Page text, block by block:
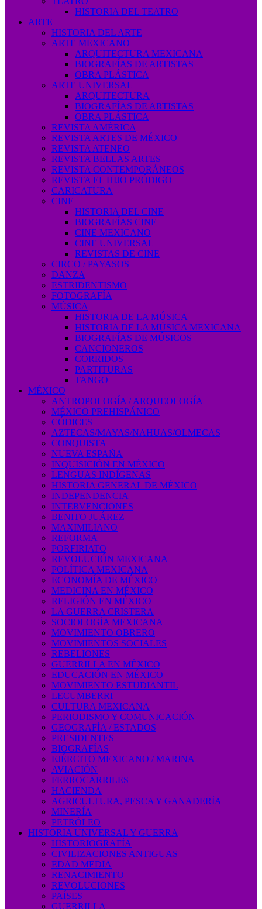
HISTORIA DEL TEATRO
ARTE
HISTORIA DEL ARTE
ARTE MEXICANO
ARQUITECTURA MEXICANA
BIOGRAFÍAS DE ARTISTAS
OBRA PLÁSTICA
ARTE UNIVERSAL
ARQUITECTURA
BIOGRAFÍAS DE ARTISTAS
OBRA PLÁSTICA
REVISTA AMÉRICA
REVISTA ARTES DE MÉXICO
REVISTA ATENEO
REVISTA BELLAS ARTES
REVISTA CONTEMPORÁNEOS
REVISTA EL HIJO PRÓDIGO
CARICATURA
CINE
HISTORIA DEL CINE
BIOGRAFÍAS CINE
CINE MEXICANO
CINE UNIVERSAL
REVISTAS DE CINE
CIRCO / PAYASOS
DANZA
ESTRIDENTISMO
FOTOGRAFÍA
MÚSICA
HISTORIA DE LA MÚSICA
HISTORIA DE LA MÚSICA MEXICANA
BIOGRAFÍAS DE MÚSICOS
CANCIONEROS
CORRIDOS
PARTITURAS
TANGO
MÉXICO
ANTROPOLOGÍA / ARQUEOLOGÍA
MÉXICO PREHISPÁNICO
CÓDICES
AZTECAS/MAYAS/NAHUAS/OLMECAS
CONQUISTA
NUEVA ESPAÑA
INQUISICIÓN EN MÉXICO
LENGUAS INDÍGENAS
HISTORIA GENERAL DE MÉXICO
INDEPENDENCIA
INTERVENCIONES
BENITO JUÁREZ
MAXIMILIANO
REFORMA
PORFIRIATO
REVOLUCIÓN MEXICANA
POLÍTICA MEXICANA
ECONOMÍA DE MÉXICO
MEDICINA EN MÉXICO
RELIGIÓN EN MÉXICO
LA GUERRA CRISTERA
SOCIOLOGÍA MEXICANA
MOVIMIENTO OBRERO
MOVIMIENTOS SOCIALES
REBELIONES
GUERRILLA EN MÉXICO
EDUCACIÓN EN MÉXICO
MOVIMIENTO ESTUDIANTIL
LECUMBERRI
CULTURA MEXICANA
PERIODISMO Y COMUNICACIÓN
GEOGRAFÍA / ESTADOS
PRESIDENTES
BIOGRAFÍAS
EJÉRCITO MEXICANO / MARINA
AVIACIÓN
FERROCARRILES
HACIENDA
AGRICULTURA, PESCA Y GANADERÍA
MINERÍA
PETRÓLEO
HISTORIA UNIVERSAL Y GUERRA
HISTORIOGRAFÍA
CIVILIZACIONES ANTIGUAS
EDAD MEDIA
RENACIMIENTO
REVOLUCIONES
PAÍSES
GUERRILLA